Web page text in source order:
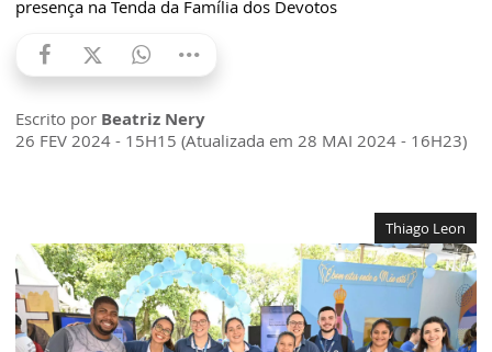
presença na Tenda da Família dos Devotos
Escrito por Beatriz Nery
26 FEV 2024 - 15H15 (Atualizada em 28 MAI 2024 - 16H23)
Thiago Leon